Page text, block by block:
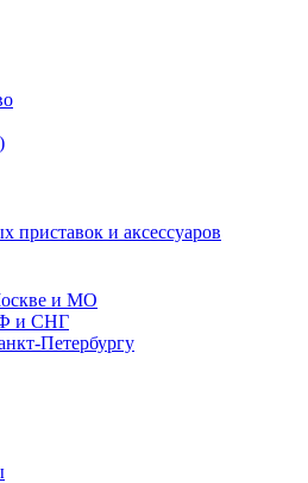
приставок и аксессуаров
и МО
и СНГ
Петербургу